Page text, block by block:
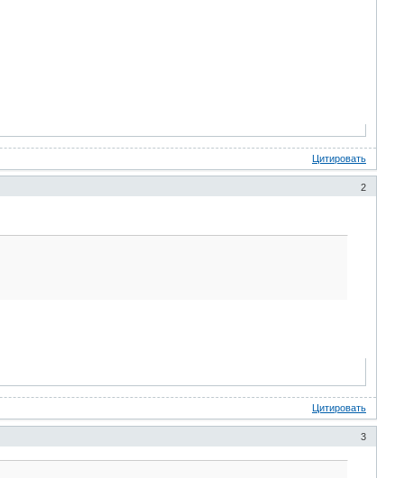
Цитировать
2
Цитировать
3